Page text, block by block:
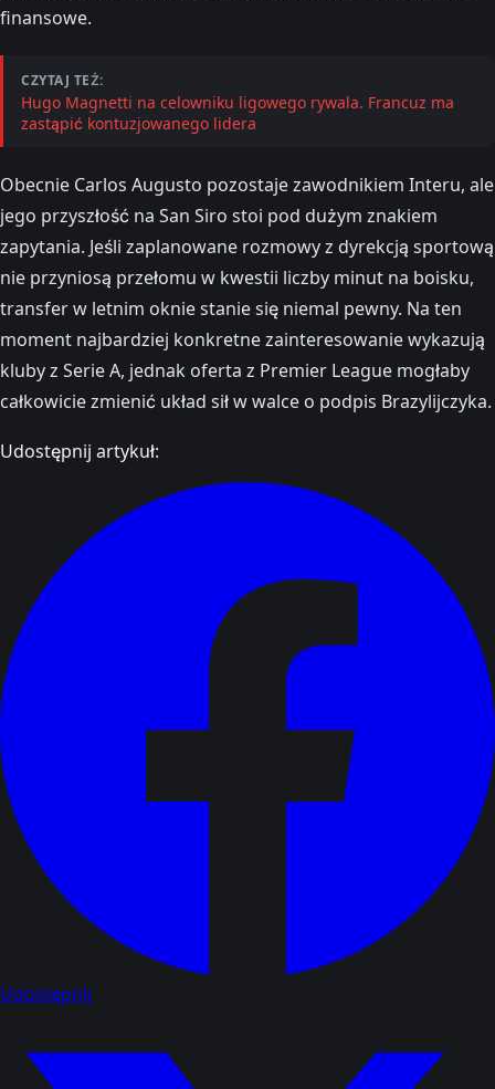
finansowe.
CZYTAJ TEŻ:
Hugo Magnetti na celowniku ligowego rywala. Francuz ma
zastąpić kontuzjowanego lidera
Obecnie Carlos Augusto pozostaje zawodnikiem Interu, ale
jego przyszłość na San Siro stoi pod dużym znakiem
zapytania. Jeśli zaplanowane rozmowy z dyrekcją sportową
nie przyniosą przełomu w kwestii liczby minut na boisku,
transfer w letnim oknie stanie się niemal pewny. Na ten
moment najbardziej konkretne zainteresowanie wykazują
kluby z Serie A, jednak oferta z Premier League mogłaby
całkowicie zmienić układ sił w walce o podpis Brazylijczyka.
Udostępnij artykuł:
Udostępnij